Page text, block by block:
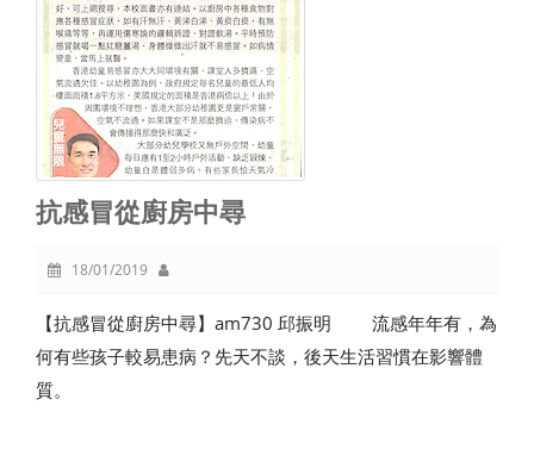
抗感冒從廚房中尋
18/01/2019
【抗感冒從廚房中尋】am730 邱振明 流感年年有，為
何有些孩子較易患病？先天不談，後天生活習慣在影響體
質。